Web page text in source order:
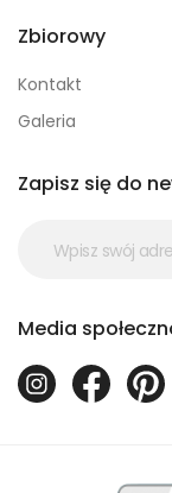
Zbiorowy
Kontakt
Galeria
Zapisz się do
Media